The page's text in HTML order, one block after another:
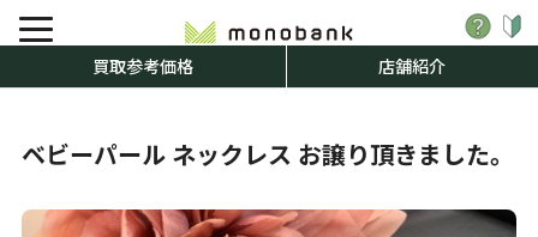
買取参考価格 店舗紹介
ベビーパール ネックレス お譲り頂きました。